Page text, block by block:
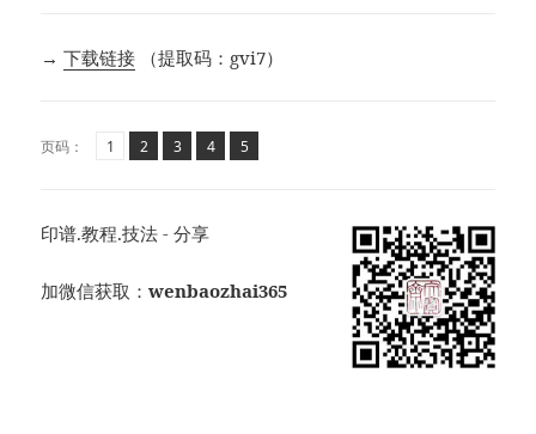
→下载链接 （提取码：gvi7）
页码： 页1 ,
页
2 ,
页
3 ,
页
4 ,
页
5
印谱.教程.技法 - 分享
加微信获取：wenbaozhai365